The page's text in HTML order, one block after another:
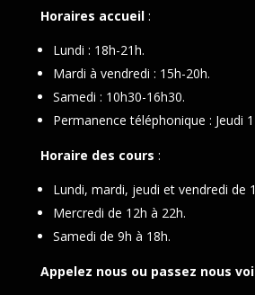
Horaires accueil:
Lundi : 18h-21h.
Mardi à vendredi : 15h-20h.
Samedi : 10h30-16h30.
Permanence téléphonique : Jeudi
Horaire des cours :
Lundi, mardi, jeudi et vendredi de
Mercredi de 12h à 22h.
Samedi de 9h à 18h.
Appelez nous ou passez nous